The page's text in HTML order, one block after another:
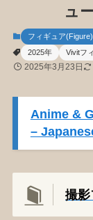
ュ
フィギュア(Figure)
2025年
Vivitフ
2025年3月23日
Anime &
–
撮